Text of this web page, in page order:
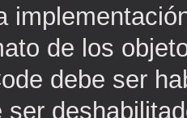
de los
debe ser
ser